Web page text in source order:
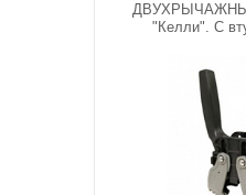
"Келли". С